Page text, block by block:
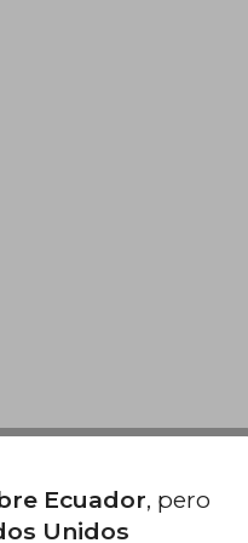
PuedesRepetir
Ecuador, pero
Unidos